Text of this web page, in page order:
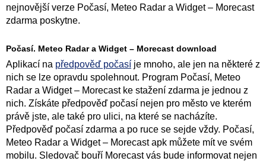
nejnovější verze Počasí, Meteo Radar a Widget – Morecast
zdarma poskytne.
Počasí. Meteo Radar a Widget – Morecast download
Aplikací na předpověď počasí je mnoho, ale jen na některé z
nich se lze opravdu spolehnout. Program Počasí, Meteo
Radar a Widget – Morecast ke stažení zdarma je jednou z
nich. Získáte předpověď počasí nejen pro město ve kterém
právě jste, ale také pro ulici, na které se nacházíte.
Předpověď počasí zdarma a po ruce se sejde vždy. Počasí,
Meteo Radar a Widget – Morecast apk můžete mít ve svém
mobilu. Sledovač bouří Morecast vás bude informovat nejen